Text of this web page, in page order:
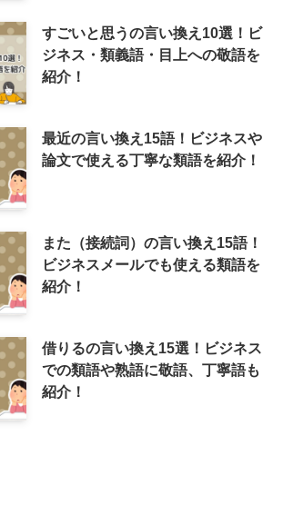
すごいと思うの言い換え10選！ビ
ジネス・類義語・目上への敬語を
紹介！
最近の言い換え15語！ビジネスや
論文で使える丁寧な類語を紹介！
また（接続詞）の言い換え15語！
ビジネスメールでも使える類語を
紹介！
借りるの言い換え15選！ビジネス
での類語や熟語に敬語、丁寧語も
紹介！